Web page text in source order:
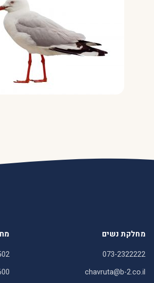
מחלקת נשים
073-2322222
chavruta@b-2.co.il